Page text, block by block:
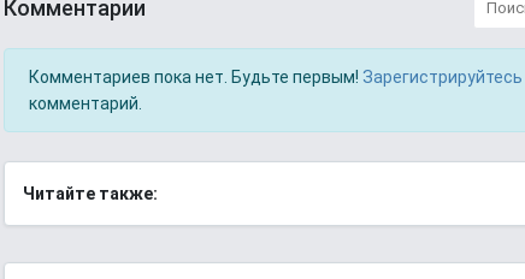
Комментарии
Комментариев пока нет. Будьте первым! Зарегистрируйтесь
комментарий.
Читайте также: